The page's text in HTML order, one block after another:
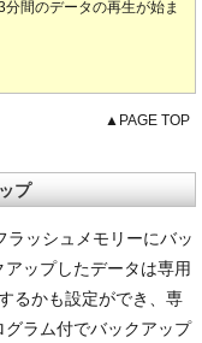
間のデータの再生が始ま
▲PAGE TOP
プ
ッシュメモリーにバッ
ップしたデータは専用
るかも設定ができ、専
ラム付でバックアップ